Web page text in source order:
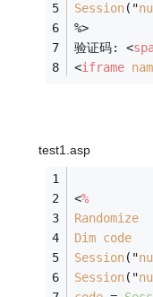
Session("
%>
验证码: <
<iframe
test1.asp
<%
Randomize
Dim code
Session("
Session("